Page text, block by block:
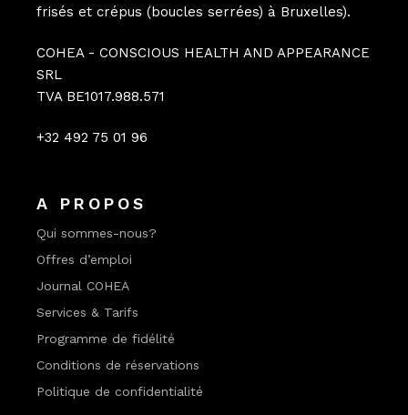
frisés et crépus (boucles serrées) à Bruxelles).
COHEA - CONSCIOUS HEALTH AND APPEARANCE
SRL
TVA BE1017.988.571
+32 492 75 01 96
A PROPOS
Qui sommes-nous?
Offres d’emploi
Journal COHEA
Services & Tarifs
Programme de fidélité
Conditions de réservations
Politique de confidentialité